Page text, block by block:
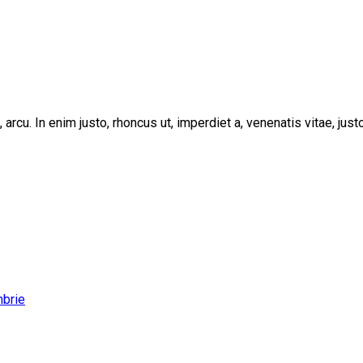
In enim justo, rhoncus ut, imperdiet a, venenatis vitae,